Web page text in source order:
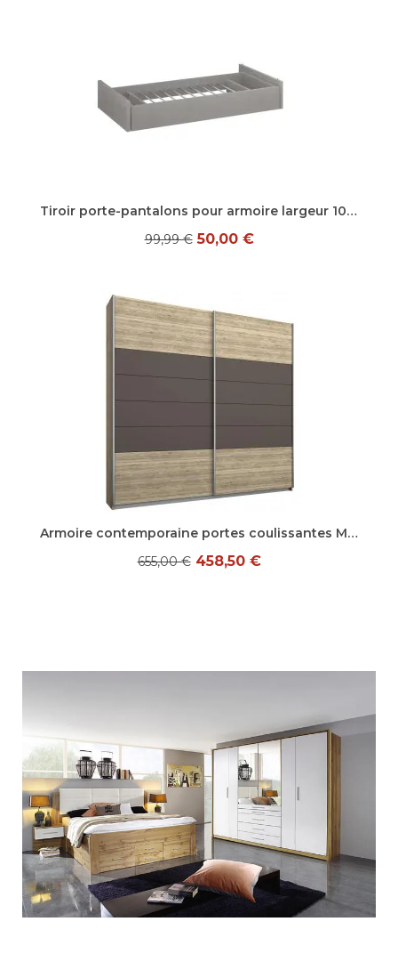
Aperçu rapide
Tiroir porte-pantalons pour armoire largeur 100 cm Extenso
99,99 € 50,00 €
Aperçu rapide
Armoire contemporaine portes coulissantes Marcia
655,00 € 458,50 €